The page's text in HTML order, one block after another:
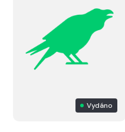
Vydáno